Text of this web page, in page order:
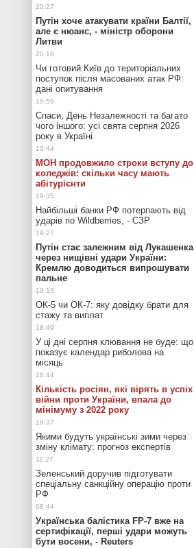
Путін хоче атакувати країни Балтії,
але є нюанс, - міністр оборони
Литви
Чи готовий Київ до територіальних
поступок після масованих атак РФ:
дані опитування
Спаси, День Незалежності та багато
чого іншого: усі свята серпня 2026
року в Україні
МОН продовжило строки вступу до
коледжів: скільки часу мають
абітурієнти
Найбільші банки РФ потерпають від
ударів по Wildberries, - СЗР
Путін стає залежним від Лукашенка
через нищівні удари України:
Кремлю доводиться випрошувати
пальне
ОК-5 чи ОК-7: яку довідку брати для
стажу та виплат
У ці дні серпня клювання не буде: що
показує календар риболова на
місяць
Кількість росіян, які вірять в успіх
війни проти України, впала до
мінімуму з 2022 року
Якими будуть українські зими через
зміну клімату: прогноз експертів
Зеленський доручив підготувати
спеціальну санкційну операцію проти
РФ
Українська балістика FP-7 вже на
сертифікації, перші удари можуть
бути восени, - Reuters